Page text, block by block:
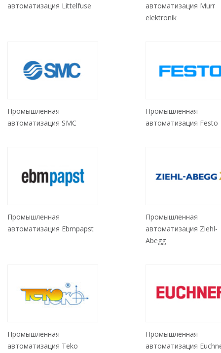
автоматизация Littelfuse
автоматизация Murr
elektronik
Промышленная
автоматизация SMC
Промышленная
автоматизация Festo
Промышленная
автоматизация Ebmpapst
Промышленная
автоматизация Ziehl-
Abegg
Промышленная
автоматизация Teko
Промышленная
автоматизация